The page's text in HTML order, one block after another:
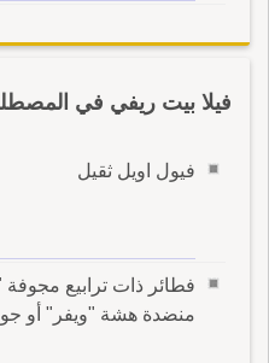
فيلا بيت ريفي في
فيول اويل ثقيل
فطائر ذات ترابيع
منضدة هشة "ويفر" أو